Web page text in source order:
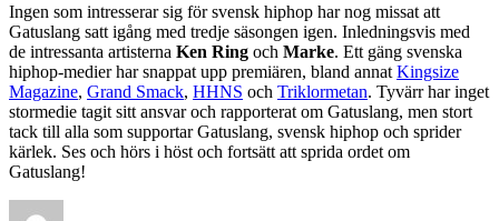
Ingen som intresserar sig för svensk hiphop har nog missat att
Gatuslang satt igång med tredje säsongen igen. Inledningsvis med
de intressanta artisterna Ken Ring och Marke. Ett gäng svenska
hiphop-medier har snappat upp premiären, bland annat Kingsize
Magazine, Grand Smack, HHNS och Triklormetan. Tyvärr har inget
stormedie tagit sitt ansvar och rapporterat om Gatuslang, men stort
tack till alla som supportar Gatuslang, svensk hiphop och sprider
kärlek. Ses och hörs i höst och fortsätt att sprida ordet om
Gatuslang!